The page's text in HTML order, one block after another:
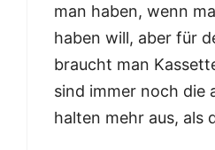
man haben, wenn
haben will, aber für
braucht man
sind immer noch die
halten mehr aus, als